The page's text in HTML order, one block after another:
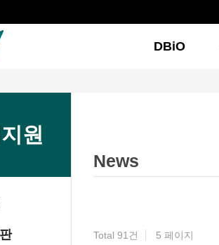
DBiO
원
News
Total 91건 5 페이지